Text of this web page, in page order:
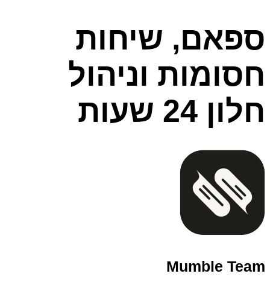
ספאם, שיחות
חסומות וניהול
חלון 24 שעות
Mumble Team